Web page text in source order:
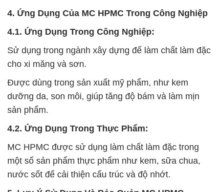
4. Ứng Dụng Của MC HPMC Trong Công Nghiệp
4.1. Ứng Dụng Trong Công Nghiệp:
Sử dụng trong ngành xây dựng để làm chất làm đặc
cho xi măng và sơn.
Được dùng trong sản xuất mỹ phẩm, như kem
dưỡng da, son môi, giúp tăng độ bám và làm mịn
sản phẩm.
4.2. Ứng Dụng Trong Thực Phẩm:
MC HPMC được sử dụng làm chất làm đặc trong
một số sản phẩm thực phẩm như kem, sữa chua,
nước sốt để cải thiện cấu trúc và độ nhớt.